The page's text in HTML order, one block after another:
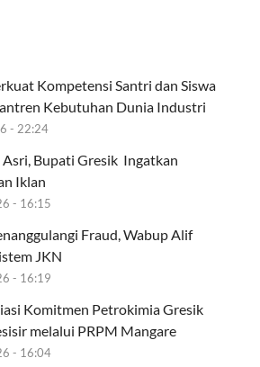
Kompetensi Santri dan Siswa
Kebutuhan Dunia Industri
- 22:24
Bupati Gresik Ingatkan
Iklan
- 16:15
Fraud, Wabup Alif
JKN
- 16:19
Komitmen Petrokimia Gresik
melalui PRPM Mangare
- 16:04